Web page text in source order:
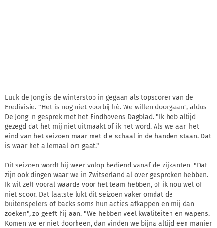
Luuk de Jong is de winterstop in gegaan als topscorer van de
Eredivisie. "Het is nog niet voorbij hè. We willen doorgaan", aldus
De Jong in gesprek met het Eindhovens Dagblad. "Ik heb altijd
gezegd dat het mij niet uitmaakt of ik het word. Als we aan het
eind van het seizoen maar met die schaal in de handen staan. Dat
is waar het allemaal om gaat."
Dit seizoen wordt hij weer volop bediend vanaf de zijkanten. "Dat
zijn ook dingen waar we in Zwitserland al over gesproken hebben.
Ik wil zelf vooral waarde voor het team hebben, of ik nou wel of
niet scoor. Dat laatste lukt dit seizoen vaker omdat de
buitenspelers of backs soms hun acties afkappen en mij dan
zoeken", zo geeft hij aan. "We hebben veel kwaliteiten en wapens.
Komen we er niet doorheen, dan vinden we bijna altijd een manier